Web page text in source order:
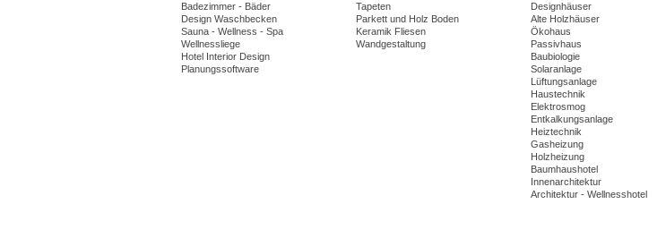
Badezimmer - Bäder
Design Waschbecken
Sauna - Wellness - Spa
Wellnessliege
Hotel Interior Design
Planungssoftware
Tapeten
Parkett und Holz Boden
Keramik Fliesen
Wandgestaltung
Designhäuser
Alte Holzhäuser
Ökohaus
Passivhaus
Baubiologie
Solaranlage
Lüftungsanlage
Haustechnik
Elektrosmog
Entkalkungsanlage
Heiztechnik
Gasheizung
Holzheizung
Baumhaushotel
Innenarchitektur
Architektur - Wellnesshotel